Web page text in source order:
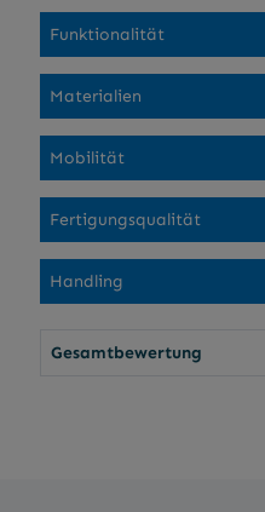
Funktionalität
Materialien
Mobilität
Fertigungsqualität
Handling
Gesamtbewertung